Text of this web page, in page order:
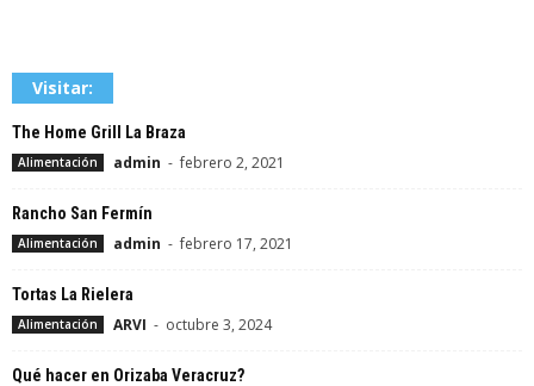
Visitar:
The Home Grill La Braza
Alimentación admin - febrero 2, 2021
Rancho San Fermín
Alimentación admin - febrero 17, 2021
Tortas La Rielera
Alimentación ARVI - octubre 3, 2024
Qué hacer en Orizaba Veracruz?